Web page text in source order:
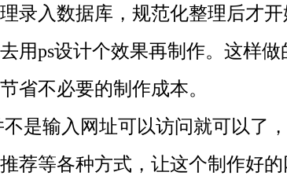
录入数据库，规范化整理后才
用ps设计个效果再制作。这样
省不必要的制作成本。
是输入网址可以访问就可以了
荐等各种方式，让这个制作好的